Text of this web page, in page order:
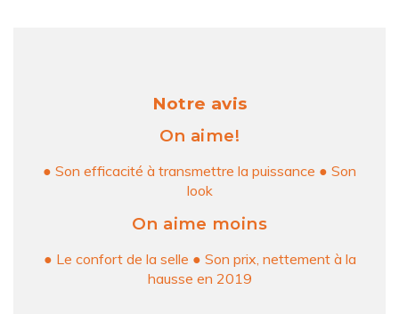
Notre avis
On aime!
● Son efficacité à transmettre la puissance ● Son
look
On aime moins
● Le confort de la selle ● Son prix, nettement à la
hausse en 2019